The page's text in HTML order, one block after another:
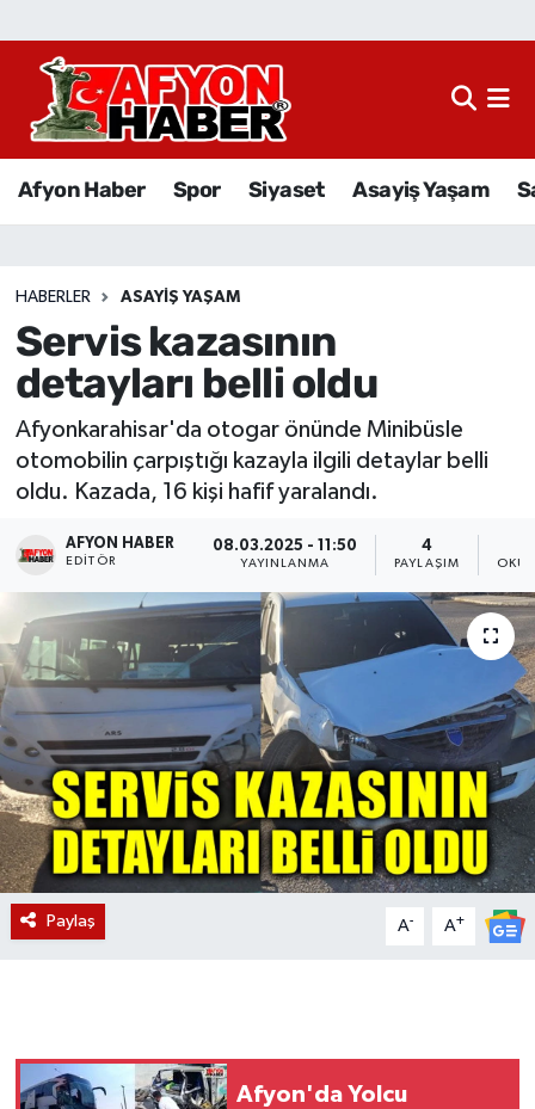
Afyon Haber Spor Siyaset Asayiş Yaşam
HABERLER ASAYIŞ YAŞAM
Servis kazasının
detayları belli oldu
Afyonkarahisar'da otogar önünde Minibüsle
otomobilin çarpıştığı kazayla ilgili detaylar belli
oldu. Kazada, 16 kişi hafif yaralandı.
AFYON HABER
EDITÖR
08.03.2025 - 11:50
YAYINLANMA
4
PAYLAŞIM
Paylaş A- A+
Afyon'da Yolcu
Afyon Haber
Sağlık
Eğitim
Sivil Toplum
Etkinlikler